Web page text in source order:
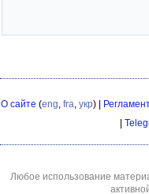
О сайте (eng, fra, укр) |
Любое использование